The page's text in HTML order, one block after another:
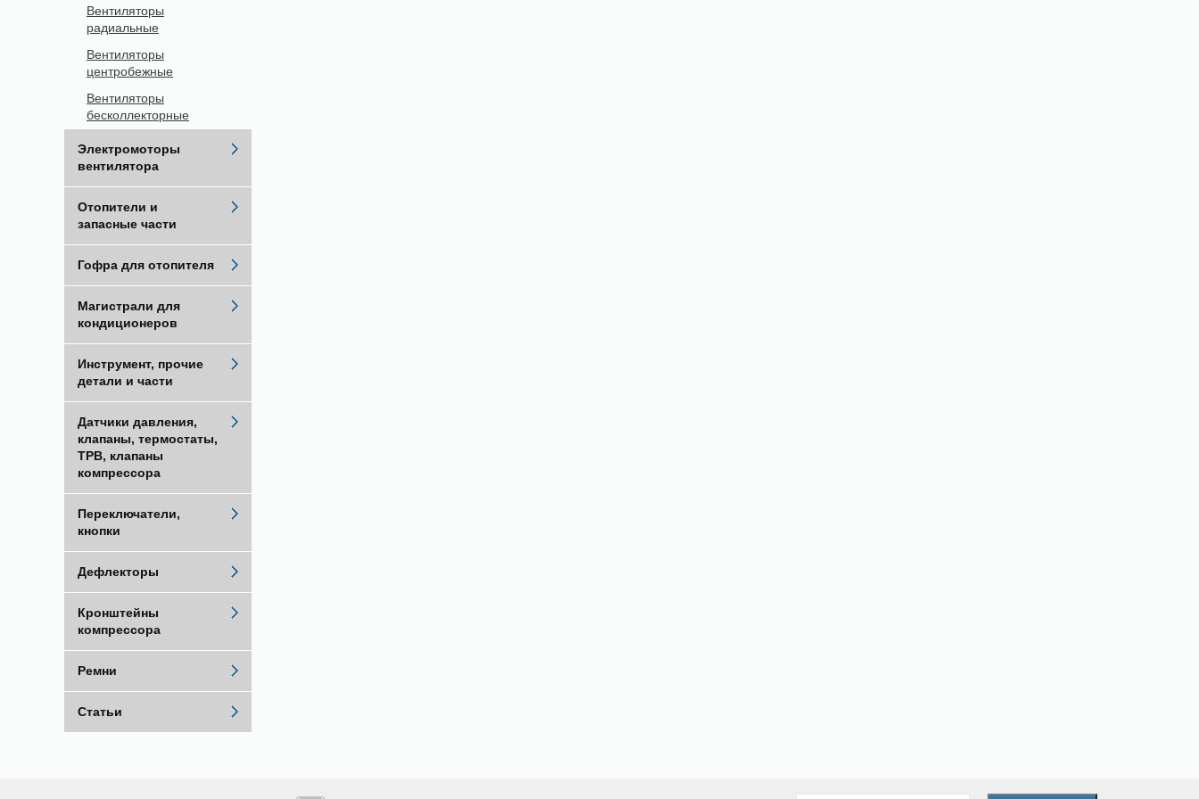
Вентиляторы
радиальные
Вентиляторы
центробежные
Вентиляторы
бесколлекторные
Электромоторы
вентилятора
Отопители и
запасные части
Гофра для отопителя
Магистрали для
кондиционеров
Инструмент, прочие
детали и части
Датчики давления,
клапаны, термостаты,
ТРВ, клапаны
компрессора
Переключатели,
кнопки
Дефлекторы
Кронштейны
компрессора
Ремни
Статьи